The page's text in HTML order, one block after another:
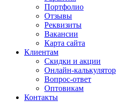
Портфолио
Отзывы
Реквизиты
Вакансии
Карта сайта
Клиентам
Скидки и акции
Онлайн-калькулятор
Вопрос-ответ
Оптовикам
Контакты